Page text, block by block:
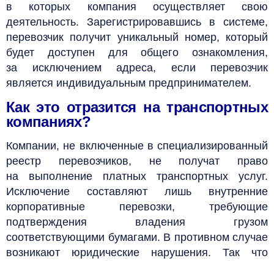
в которых компания осуществляет свою
деятельность. Зарегистрировавшись в системе,
перевозчик получит уникальный номер, который
будет доступен для общего ознакомления,
за исключением адреса, если перевозчик
является индивидуальным предпринимателем.
Как это отразится на транспортных
компаниях?
Компании, не включенные в специализированный
реестр перевозчиков, не получат право
на выполнение платных транспортных услуг.
Исключение составляют лишь внутренние
корпоративные перевозки, требующие
подтверждения владения грузом
соответствующими бумагами. В противном случае
возникают юридические нарушения. Так что